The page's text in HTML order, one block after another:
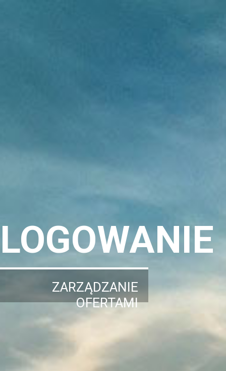
LOGOWANIE
ZARZĄDZANIE
OFERTAMI